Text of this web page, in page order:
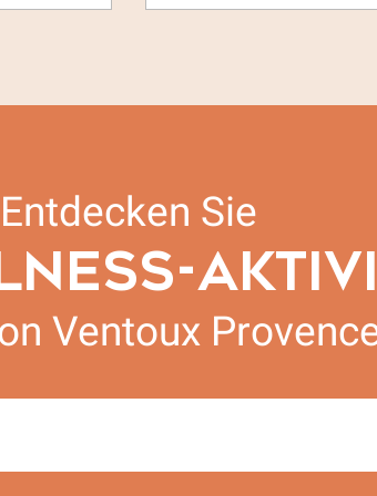
Entdecken Sie
Ventoux